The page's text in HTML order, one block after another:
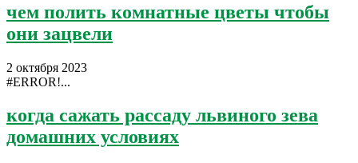
чем полить комнатные цветы чтобы
они зацвели
2 октября 2023
#ERROR!...
когда сажать рассаду львиного зева
домашних условиях